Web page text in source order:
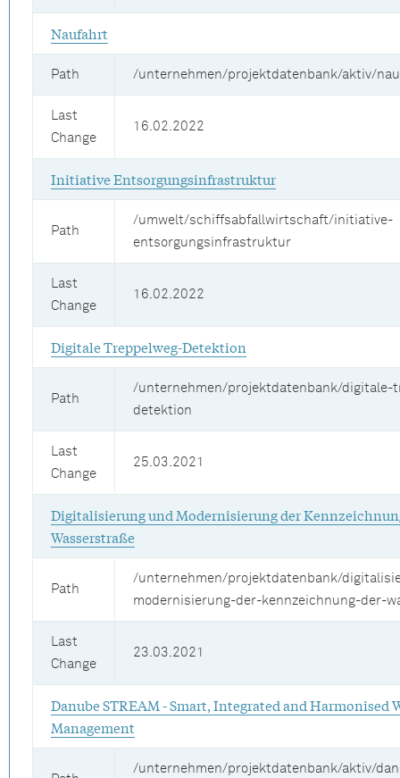
Naufahrt
Path /unternehmen/projektdatenbank/aktiv/
Last
Change
16.02.2022
Initiative Entsorgungsinfrastruktur
Path
/umwelt/schiffsabfallwirtschaft/initiative-
entsorgungsinfrastruktur
Last
Change
16.02.2022
Digitale Treppelweg-Detektion
Path
/unternehmen/projektdatenbank/digitale-
detektion
Last
Change
25.03.2021
Digitalisierung und Modernisierung der
Wasserstraße
Path
/unternehmen/projektdatenbank/
modernisierung-der-kennzeichnung-der-
Last
Change
23.03.2021
Danube STREAM - Smart, Integrated and Harmonised
Management
/unternehmen/projektdatenbank/aktiv/